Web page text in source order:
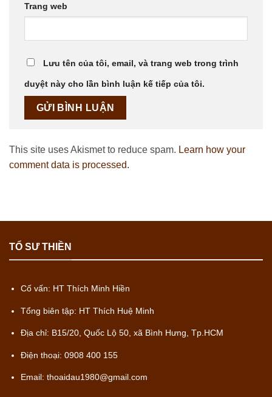
Trang web
Lưu tên của tôi, email, và trang web trong trình
duyệt này cho lần bình luận kế tiếp của tôi.
This site uses Akismet to reduce spam. Learn how your
comment data is processed.
TỔ SƯ THIỀN
Cố vấn: HT Thích Minh Hiền
Tổng biên tập: HT Thích Huệ Minh
Địa chỉ: B15/20, Quốc Lộ 50, xã Bình Hưng, Tp.HCM
Điện thoại: 0908 400 155
Email: thoaidau1980@gmail.com